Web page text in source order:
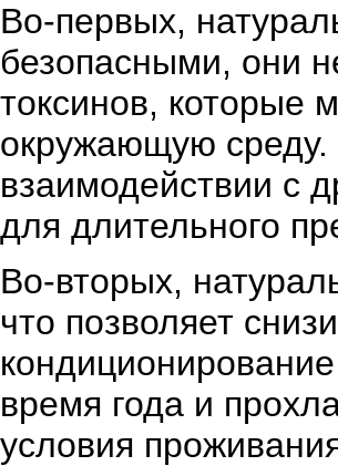
Во-первых,
безопасными, они
токсинов, которые
окружающую
взаимодействии с
для длительного
Во-вторых,
что позволяет
время года и
условия